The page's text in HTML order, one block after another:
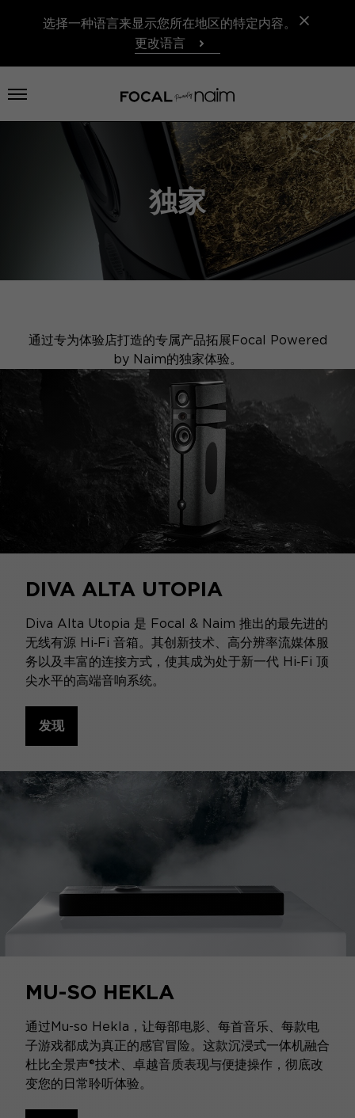
选择一种语言来显示您所在地区的特定内容。
更改语言
打开菜单
独家
通过专为体验店打造的专属产品拓展Focal Powered
by Naim的独家体验。
DIVA ALTA UTOPIA
Diva Alta Utopia 是 Focal & Naim 推出的最先进的
无线有源 Hi‑Fi 音箱。其创新技术、高分辨率流媒体服
务以及丰富的连接方式，使其成为处于新一代 Hi‑Fi 顶
尖水平的高端音响系统。
发现
MU-SO HEKLA
通过Mu-so Hekla，让每部电影、每首音乐、每款电
子游戏都成为真正的感官冒险。这款沉浸式一体机融合
杜比全景声®技术、卓越音质表现与便捷操作，彻底改
变您的日常聆听体验。